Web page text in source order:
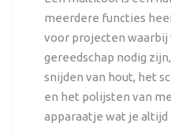
meerdere functies
voor projecten
gereedschap nodig
snijden van hout, het
en het polijsten van
apparaatje wat je altijd